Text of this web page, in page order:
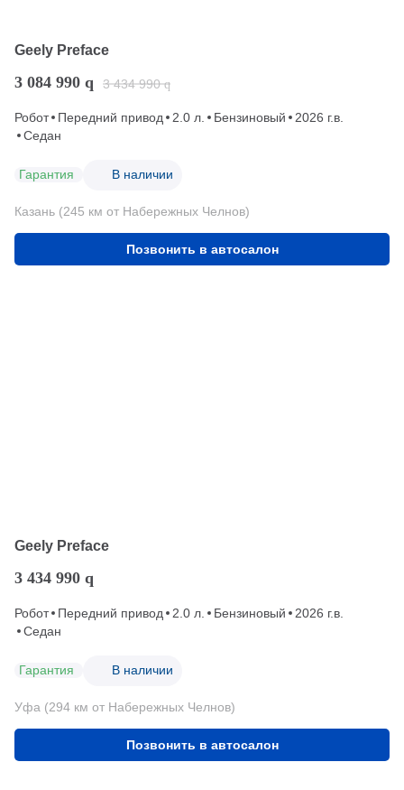
Geely Preface
3 084 990 q 3 434 990 q
Робот Передний привод 2.0 л. Бензиновый
2026 г.в.
Седан
Гарантия В наличии
Казань (245 км от Набережных Челнов)
Позвонить в автосалон
Geely Preface
3 434 990 q
Робот Передний привод 2.0 л. Бензиновый
2026 г.в.
Седан
Гарантия В наличии
Уфа (294 км от Набережных Челнов)
Позвонить в автосалон